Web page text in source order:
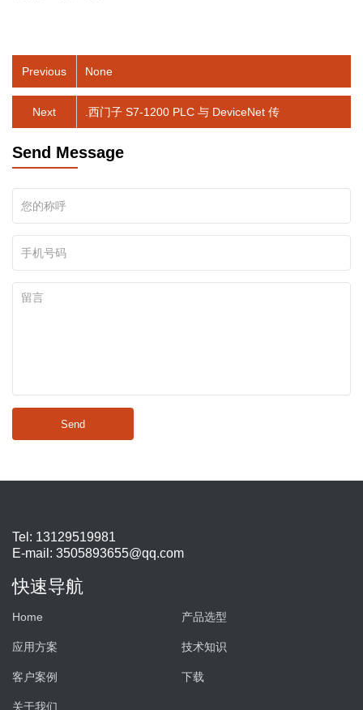
Previous None
.西门子 S7-1200 PLC 与 DeviceNet 传
Next
Send Message
Send
Tel: 13129519981
E-mail: 3505893655@qq.com
快速导航
Home 产品选型
应用方案 技术知识
客户案例 下载
关于我们